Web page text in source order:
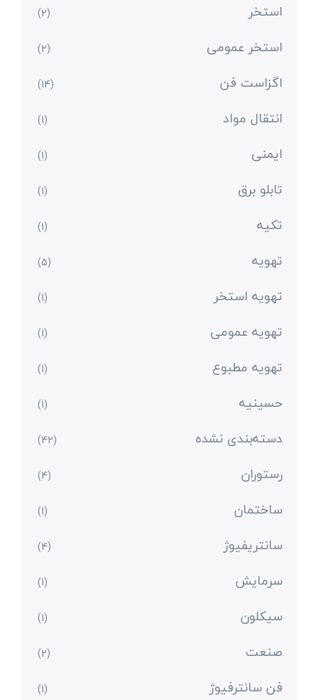
استخر (2)
استخر عمومی (2)
اگزاست فن (14)
انتقال مواد (1)
ایمنی (1)
تابلو برق (1)
تکیه (1)
تهویه (5)
تهویه استخر (1)
تهویه عمومی (1)
تهویه مطبوع (1)
حسینیه (1)
دسته‌بندی نشده (42)
رستوران (4)
ساختمان (1)
سانتریفیوژ (4)
سرمایش (1)
سیکلون (1)
صنعت (2)
فن سانترفیوژ (1)